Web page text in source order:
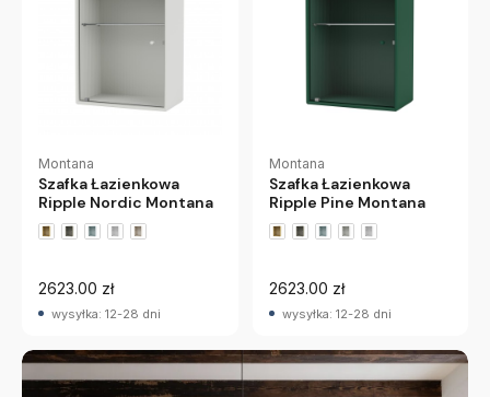
Montana
Szafka Łazienkowa
Ripple Nordic Montana
2623.00 zł
wysyłka: 12-28 dni
Montana
Szafka Łazienkowa
Ripple Pine Montana
2623.00 zł
wysyłka: 12-28 dni